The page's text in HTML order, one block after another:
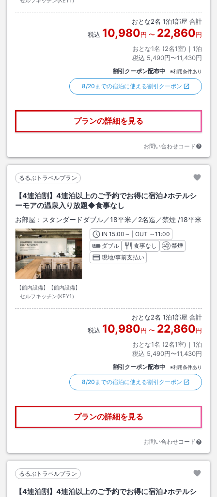
おとな2名 1泊1部屋 合計
税込 10,980円 〜 22,860円
おとな1名 (2名1室)｜ 1泊
税込 5,490円〜11,430円
割引クーポン配布中 ※利用条件あり
8/20までの宿泊に使える割引クーポン
プランの詳細を見る
お問い合わせコード
るるぶトラベルプラン
【4連泊割】4連泊以上のご予約でお得に宿泊♪ホテルシ
ーモアの温泉入り放題◆食事なし
お部屋： スタンダードダブル／18平米／2名迄／禁煙 /18平米
【館内設備】【館内設備】
セルフキッチン(KEY1）
INチェックイン
15:00 ～ | OUT チェックアウト
～11:00
ダブル
食事なし
禁煙
現地/事前支払い
おとな2名 1泊1部屋 合計
税込 10,980円 〜 22,860円
おとな1名 (2名1室)｜ 1泊
税込 5,490円〜11,430円
割引クーポン配布中 ※利用条件あり
8/20までの宿泊に使える割引クーポン
プランの詳細を見る
お問い合わせコード
るるぶトラベルプラン
【4連泊割】4連泊以上のご予約でお得に宿泊♪ホテルシ